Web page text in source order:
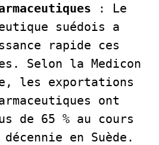
: Le
suédois a
rapide ces
Selon la Medicon
les exportations
ont
de 65 % au cours
en Suède.